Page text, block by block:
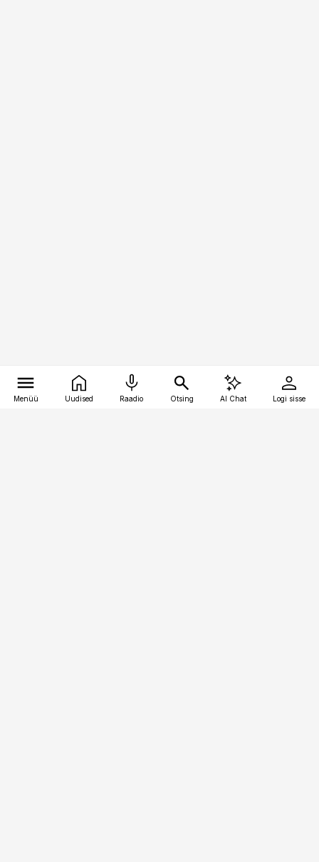
Menüü Uudised Raadio Otsing AI Chat Logi sisse